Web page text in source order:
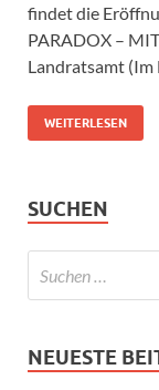
findet die
PARADOX –
Landratsamt (Im
WEITERLESEN
SUCHEN
NEUESTE